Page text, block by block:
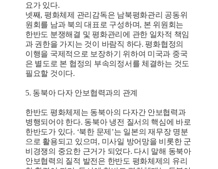
요가 있다.
넷째, 평화체제 관리감독은 남북평화관리 공동위
원회를 남과 북의 대표로 구성하며, 본 위원회는
한반도 분쟁해결 및 평화관리에 관한 일차적 책임
과 권한을 가지는 것이 바람직 하다. 평화협정의
이행을 국제적으로 보장하기 위하여 미국과 중국
은 별도로 본 협정의 부속의정서를 체결하는 것도
필요할 것이다.
5. 동북아 다자 안보협력과의 관계
한반도 평화체제는 동북아의 다자간 안보협력과
병행되어야 한다. 동북아 냉전 질서의 핵심에 바로
한반도가 있다. ‘북한 문제’는 일본의 재무장 명분
으로 활용되고 있으며, 미사일 방어망을 비롯한 군
비경쟁의 중요한 근거가 되었다. 다시 말해 동북아
안보협력의 질적 발전은 한반도 평화체제의 유리